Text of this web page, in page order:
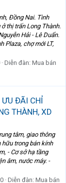
Đồng Nai. Tình
thị trấn Long Thành.
Hải - Lê Duẩn.
Plaza, chợ mới LT,
Diễn đàn: Mua bán
ƯU ĐÃI CHỈ
THÀNH, XD
tâm, giao thông
hữu trong bán kính
- Cơ sở hạ tầng
âm, nước máy. -
Diễn đàn: Mua bán